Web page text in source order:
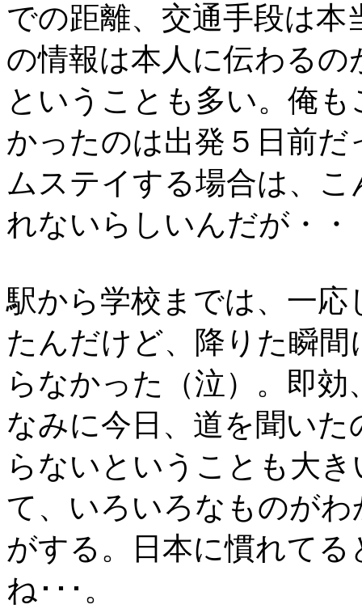
での距離、交通手段は
の情報は本人に伝わる
ということも多い。俺
かったのは出発５日前だ
ムステイする場合は、
れないらしいんだが・・
駅から学校までは、一
たんだけど、降りた瞬
らなかった（泣）。即
なみに今日、道を聞い
らないということも大
て、いろいろなものが
がする。日本に慣れて
ね･･･。